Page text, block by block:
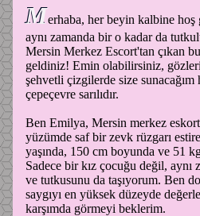
Merhaba, her beyin kalbine
aynı zamanda bir o kadar da
Mersin Merkez Escort'tan çıkan
geldiniz! Emin olabilirsiniz,
şehvetli çizgilerde size sunacağım
çepeçevre sarılıdır.
Ben Emilya, Mersin merkez
yüzümde saf bir zevk rüzgarı
yaşında, 150 cm boyunda ve 51 kg
Sadece bir kız çocuğu değil, aynı
ve tutkusunu da taşıyorum. Ben
saygıyı en yüksek düzeyde
karşımda görmeyi beklerim.